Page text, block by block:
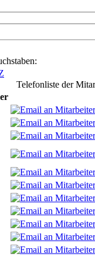
Telefonliste der